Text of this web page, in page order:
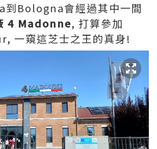
到Bologna會經過其中一間
4 Madonne, 打算參加
一窺這芝士之王的真身!